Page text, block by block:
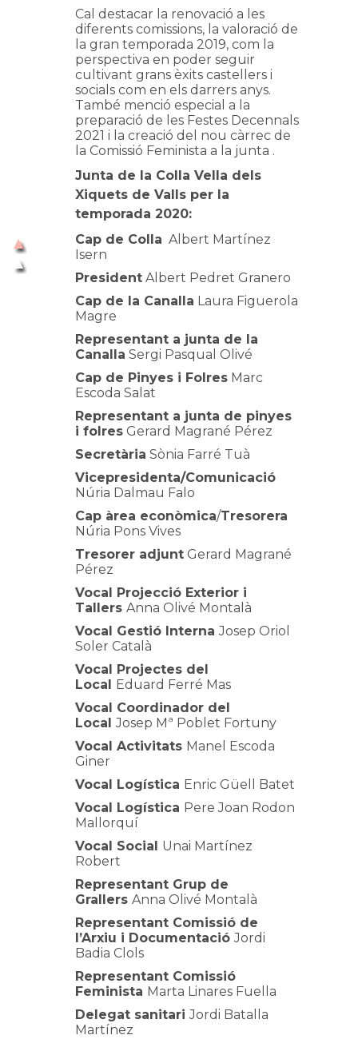
Cal destacar la renovació a les
diferents comissions, la valoració de
la gran temporada 2019, com la
perspectiva en poder seguir
cultivant grans èxits castellers i
socials com en els darrers anys.
També menció especial a la
preparació de les Festes Decennals
2021 i la creació del nou càrrec de
la Comissió Feminista a la junta .
Junta de la Colla Vella dels
Xiquets de Valls per la
temporada 2020:
Cap de Colla Albert Martínez
Isern
President Albert Pedret Granero
Cap de la Canalla Laura Figuerola
Magre
Representant a junta de la
Canalla Sergi Pasqual Olivé
Cap de Pinyes i Folres Marc
Escoda Salat
Representant a junta de pinyes
i folres Gerard Magrané Pérez
Secretària Sònia Farré Tuà
Vicepresidenta/Comunicació
Núria Dalmau Falo
Cap àrea econòmica/Tresorera
Núria Pons Vives
Tresorer adjunt Gerard Magrané
Pérez
Vocal Projecció Exterior i
Tallers Anna Olivé Montalà
Vocal Gestió InternaJosep Oriol
Soler Català
Vocal Projectes del
Local Eduard Ferré Mas
Vocal Coordinador del
LocalJosep Mª Poblet Fortuny
Vocal Activitats Manel Escoda
Giner
Vocal Logística Enric Güell Batet
Vocal Logística Pere Joan Rodon
Mallorquí
Vocal Social Unai Martínez
Robert
Representant Grup de
Grallers Anna Olivé Montalà
Representant Comissió de
l’Arxiu i DocumentacióJordi
Badia Clols
Representant Comissió
Feminista Marta Linares Fuella
Delegat sanitariJordi Batalla
Martínez